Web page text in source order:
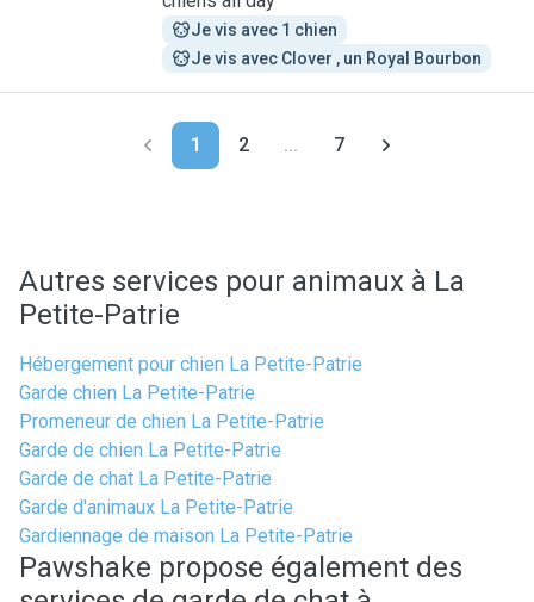
Je vis avec 1 chien
Je vis avec Clover , un Royal Bourbon
1 2 ... 7
Autres services pour animaux à La
Petite-Patrie
Hébergement pour chien La Petite-Patrie
Garde chien La Petite-Patrie
Promeneur de chien La Petite-Patrie
Garde de chien La Petite-Patrie
Garde de chat La Petite-Patrie
Garde d'animaux La Petite-Patrie
Gardiennage de maison La Petite-Patrie
Pawshake propose également des